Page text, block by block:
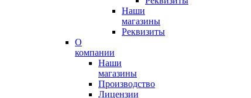
Наши
магазины
Реквизиты
О
компании
Наши
магазины
Производство
Лицензии